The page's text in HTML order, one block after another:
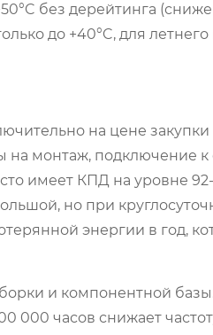
без дерейтинга
до +40°C, для
на цене
на монтаж, подключение к
имеет КПД на уровне 92-
но при
энергии в год,
и компонентной
000 часов снижает